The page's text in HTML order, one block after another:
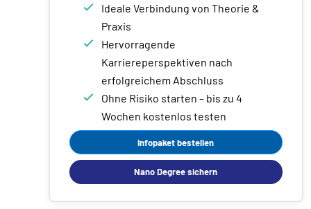
Ideale Verbindung von Theorie &
Praxis
Hervorragende
Karriereperspektiven nach
erfolgreichem Abschluss
Ohne Risiko starten – bis zu 4
Wochen kostenlos testen
Infopaket bestellen
Nano Degree sichern